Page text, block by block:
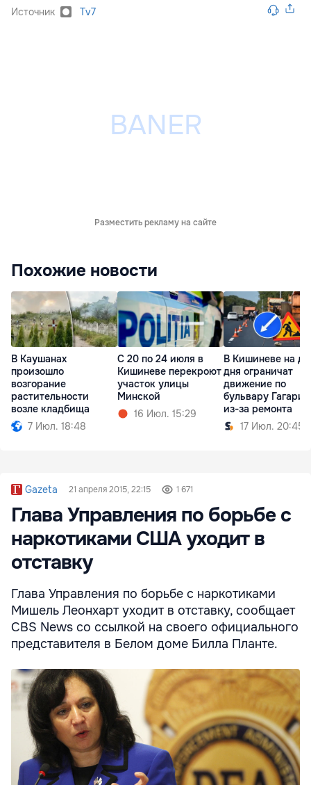
Источник Tv7
Разместить рекламу на сайте
Похожие новости
В Каушанах
произошло
возгорание
растительности
возле кладбища
7 Июл. 18:48
С 20 по 24 июля в
Кишиневе перекроют
участок улицы
Минской
16 Июл. 15:29
В Кишиневе на
дня ограничат
движение по
бульвару
из-за ремонта
17 Июл. 20:45
Gazeta 21 апреля 2015, 22:15 1 671
Глава Управления по борьбе с
наркотиками США уходит в
отставку
Глава Управления по борьбе с наркотиками
Мишель Леонхарт уходит в отставку, сообщает
CBS News со ссылкой на своего официального
представителя в Белом доме Билла Планте.